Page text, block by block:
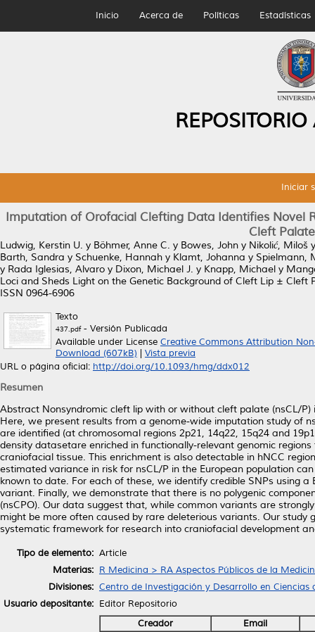
Inicio Acerca de Políticas Estadísticas
Iniciar
Imputation of Orofacial Clefting Data Identifies Novel
Cleft
Ludwig, Kerstin U. y Böhmer, Anne C. y Bowes, John y Nikolić, Miloš
Barth, Sandra y Schuenke, Hannah y Klamt, Johanna y Spielmann,
y Rada Iglesias, Alvaro y Dixon, Michael J. y Knapp, Michael y
Loci and Sheds Light on the Genetic Background of Cleft Lip ± Cleft
ISSN 0964-6906
Texto
437.pdf- Versión Publicada
Available under License Creative Commons Attribution
Download (607kB)
Vista previa
URL o página oficial: http://doi.org/10.1093/hmg/ddx012
Resumen
Abstract Nonsyndromic cleft lip with or without cleft palate (nsCL/
Here, we present results from a genome-wide imputation study of
are identiﬁed (at chromosomal regions 2p21, 14q22, 15q24 and
density datasetare enriched in functionally-relevant genomic
craniofacial tissue. This enrichment is also detectable in hNCC
estimated variance in risk for nsCL/P in the European population
known to date. For each of these, we identify credible SNPs using
variant. Finally, we demonstrate that there is no polygenic
(nsCPO). Our data suggest that, while common variants are
might be more often caused by rare deleterious variants. Our study
systematic framework for research into craniofacial development
Tipo de elemento: Article
Materias: R Medicina > RA Aspectos Públicos de la
Divisiones: Centro de Investigación y Desarrollo en Ciencias
Usuario depositante: Editor Repositorio
Creador
Email